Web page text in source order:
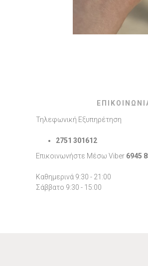
Τηλεφωνική Εξυπηρέτηση
2751 301612
Επικοινωνήστε Μέσω Viber 6945
Καθημερινά 9:30 - 21:00
Σάββατο 9:30 - 15:00